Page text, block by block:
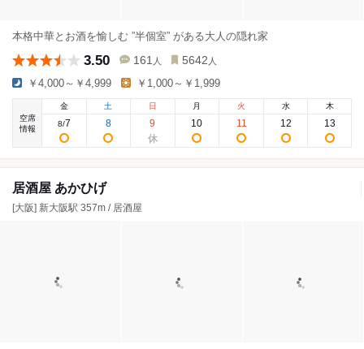
本格中華とお酒を愉しむ ”半個室” がある大人の隠れ家
3.50 161 人 5642 人
￥4,000～￥4,999 ￥1,000～￥1,999
空席
情報
金
8/7
土
8
日
9
月
10
火
11
水
12
木
13
居酒屋 あかひげ
[大阪] 新大阪駅 357m / 居酒屋